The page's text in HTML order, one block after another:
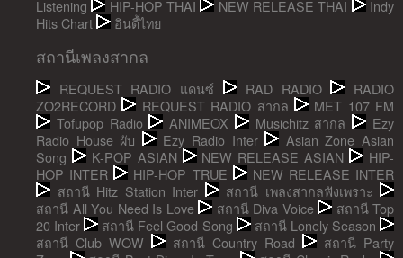
Listening HIP-HOP THAI NEW RELEASE THAI
Indy
Hits Chart
อินดี้ไทย
สถานีเพลงสากล
REQUEST RADIO แดนซ์ RAD RADIO
RADIO
ZO2RECORD
REQUEST RADIO สากล
MET 107 FM
Tofupop Radio
ANIMEOX Musichitz สากล
Ezy
Radio House ผับ
Ezy Radio Inter
Asian Zone Asian
Song
K-POP ASIAN NEW RELEASE ASIAN
HIP-
HOP INTER
HIP-HOP TRUE
NEW RELEASE INTER
สถานี Hitz Station Inter
สถานี เพลงสากลฟังเพราะ
สถานี All You Need Is Love
สถานี Diva Voice
สถานี Top
20 Inter
สถานี Feel Good Song
สถานี Lonely Season
สถานี Club WOW
สถานี Country Road
สถานี Party